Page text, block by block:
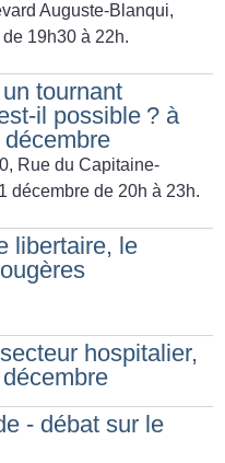
Auguste-Blanqui,
19h30 à 22h.
tournant
il possible ? à
Rue du Capitaine-
décembre de 20h à 23h.
libertaire, le
hospitalier,
- débat sur le